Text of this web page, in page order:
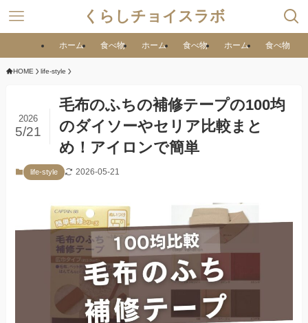
くらしチョイスラボ
ホーム 食べ物 ホーム 食べ物 ホーム 食べ物
HOME life-style
毛布のふちの補修テープの100均
のダイソーやセリア比較まと
め！アイロンで簡単
2026
5/21
life-style 2026-05-21